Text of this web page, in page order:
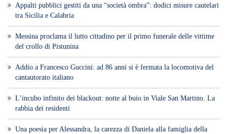
Appalti pubblici gestiti da una “società ombra”: dodici misure cautelari
tra Sicilia e Calabria
Messina proclama il lutto cittadino per il primo funerale delle vittime
del crollo di Pistunina
Addio a Francesco Guccini: ad 86 anni si è fermata la locomotiva del
cantautorato italiano
L’incubo infinito dei blackout: notte al buio in Viale San Martino. La
rabbia dei residenti
Una poesia per Alessandra, la carezza di Daniela alla famiglia della